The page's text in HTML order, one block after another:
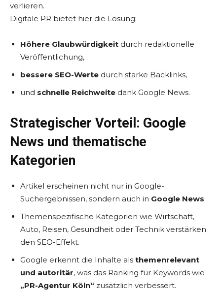
verlieren.
Digitale PR bietet hier die Lösung:
Höhere Glaubwürdigkeit durch redaktionelle
Veröffentlichung,
bessere SEO-Werte durch starke Backlinks,
und schnelle Reichweite dank Google News.
Strategischer Vorteil: Google
News und thematische
Kategorien
Artikel erscheinen nicht nur in Google-
Suchergebnissen, sondern auch in Google News.
Themenspezifische Kategorien wie Wirtschaft,
Auto, Reisen, Gesundheit oder Technik verstärken
den SEO-Effekt.
Google erkennt die Inhalte als themenrelevant
und autoritär, was das Ranking für Keywords wie
„PR-Agentur Köln“ zusätzlich verbessert.